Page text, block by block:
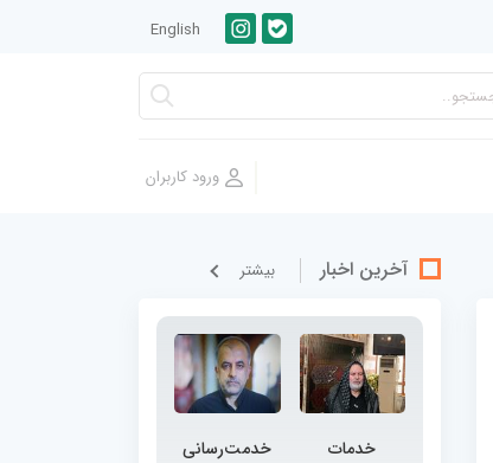
English
آخرین اخبار بيشتر
خدمات
خدمت‌رسانی